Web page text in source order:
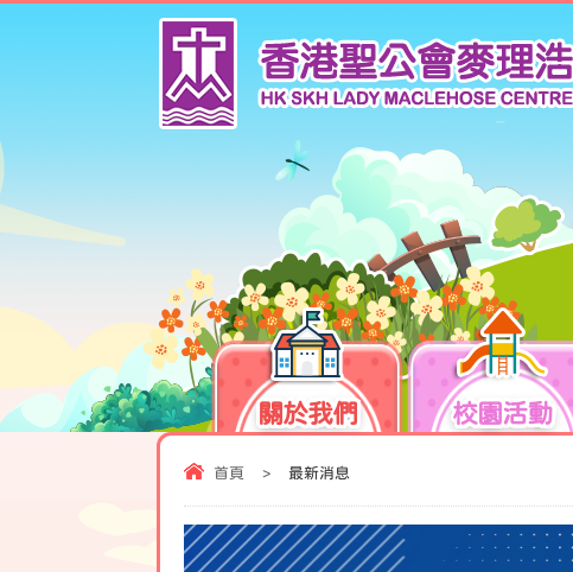
關於我們 校園活動
首頁 > 最新消息